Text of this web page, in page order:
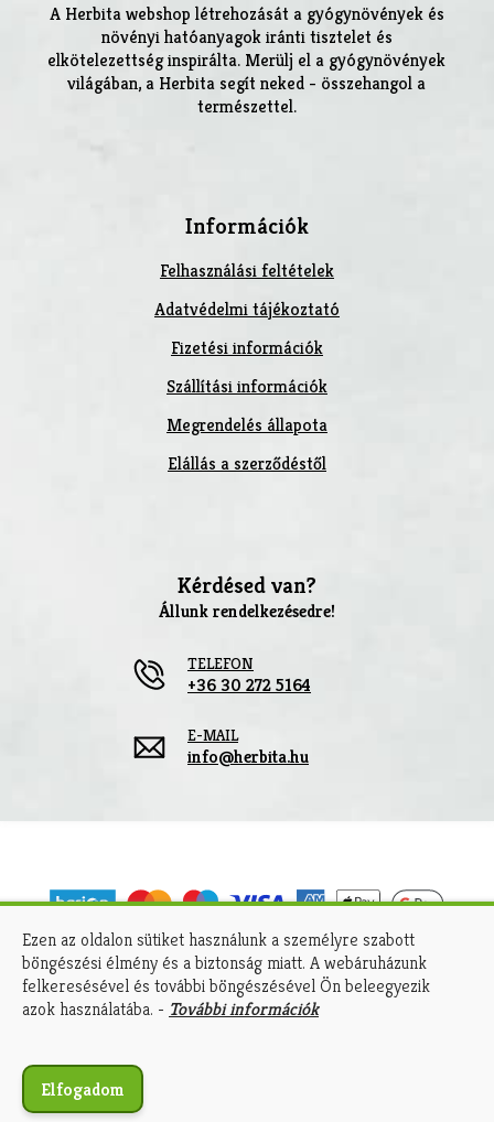
Ezen az oldalon sütiket használunk a személyre szabott
böngészési élmény és a biztonság miatt. A webáruházunk
felkeresésével és további böngészésével Ön beleegyezik
azok használatába. - További információk
Elfogadom
A Herbita webshop létrehozását a gyógynövények és
növényi hatóanyagok iránti tisztelet és
elkötelezettség inspirálta. Merülj el a gyógynövények
világában, a Herbita segít neked - összehangol a
természettel.
Információk
Felhasználási feltételek
Adatvédelmi tájékoztató
Fizetési információk
Szállítási információk
Megrendelés állapota
Elállás a szerződéstől
Kérdésed van?
Állunk rendelkezésedre!
TELEFON
+36 30 272 5164
E-MAIL
info@herbita.hu
A kényelmes és biztonságos online fizetést a
Barion Payment Zrt. biztosítja.
MNB engedély száma: H-EN-I-1064/2013.
Copyright © 2026 Herbita | Minden jog fenntartva!